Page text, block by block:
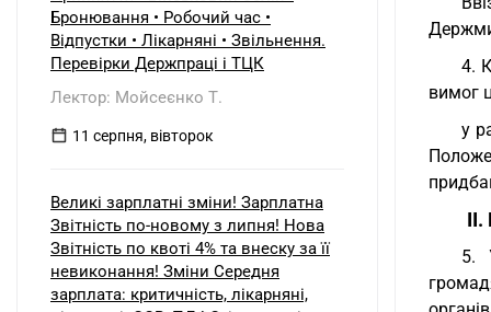
4.
вимог
у
5.
Бронювання • Робочий час •
Відпустки • Лікарняні • Звільнення.
Перевірки Держпраці і ТЦК
Лектор: Мойсеєнко Т.
11 серпня, вівторок
Великі зарплатні зміни! Зарплатна
Звітність по-новому з липня! Нова
Звітність по квоті 4% та внеску за її
невиконання! Зміни Середня
зарплата: критичність, лікарняні,